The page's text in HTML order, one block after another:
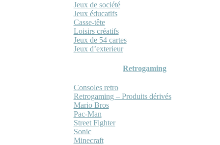
Jeux de société
Jeux éducatifs
Casse-tête
Loisirs créatifs
Jeux de 54 cartes
Jeux d’exterieur
Retrogaming
Consoles retro
Retrogaming – Produits dérivés
Mario Bros
Pac-Man
Street Fighter
Sonic
Minecraft